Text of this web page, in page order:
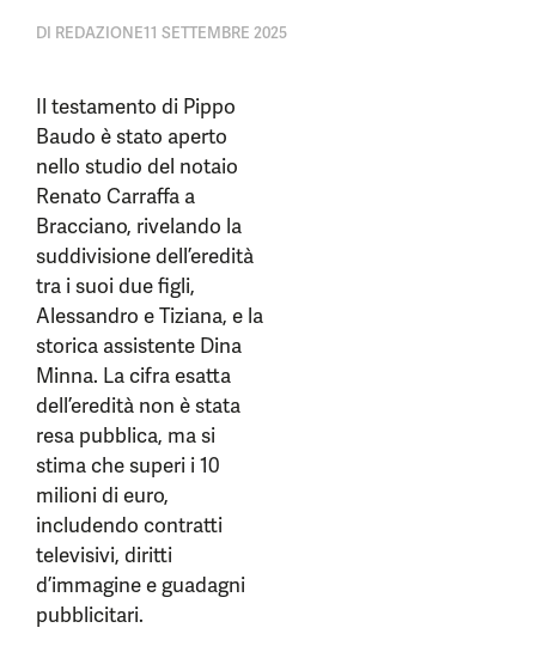
DI REDAZIONE11 SETTEMBRE 2025
Il testamento di Pippo
Baudo è stato aperto
nello studio del notaio
Renato Carraffa a
Bracciano, rivelando la
suddivisione dell’eredità
tra i suoi due figli,
Alessandro e Tiziana, e la
storica assistente Dina
Minna. La cifra esatta
dell’eredità non è stata
resa pubblica, ma si
stima che superi i 10
milioni di euro,
includendo contratti
televisivi, diritti
d’immagine e guadagni
pubblicitari.